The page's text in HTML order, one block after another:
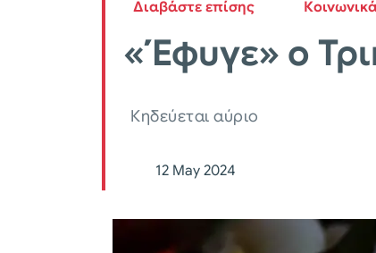
Διαβάστε επίσης
«Έφυγε» ο
Κηδεύεται αύριο
12 May 2024